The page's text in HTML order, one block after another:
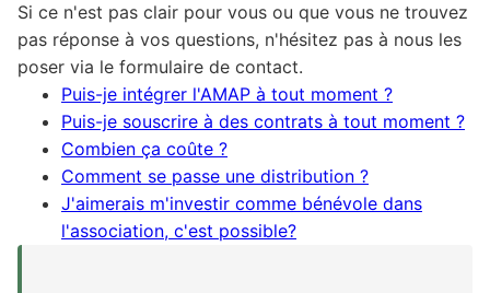
Si ce n'est pas clair pour vous ou que vous ne trouvez
pas réponse à vos questions, n'hésitez pas à nous les
poser via le formulaire de contact.
Puis-je intégrer l'AMAP à tout moment ?
Puis-je souscrire à des contrats à tout moment ?
Combien ça coûte ?
Comment se passe une distribution ?
J'aimerais m'investir comme bénévole dans
l'association, c'est possible?